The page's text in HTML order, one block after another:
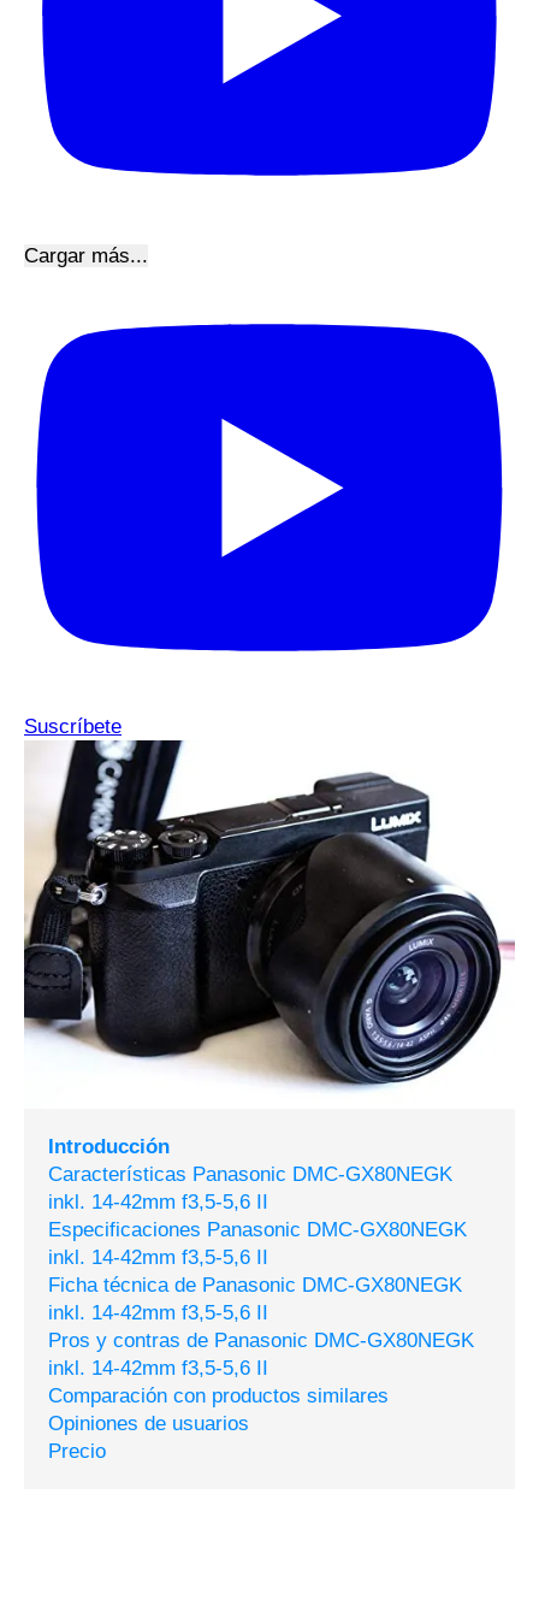
Cargar más...
Suscríbete
Introducción
Características Panasonic DMC-GX80NEGK
inkl. 14-42mm f3,5-5,6 II
Especificaciones Panasonic DMC-GX80NEGK
inkl. 14-42mm f3,5-5,6 II
Ficha técnica de Panasonic DMC-GX80NEGK
inkl. 14-42mm f3,5-5,6 II
Pros y contras de Panasonic DMC-GX80NEGK
inkl. 14-42mm f3,5-5,6 II
Comparación con productos similares
Opiniones de usuarios
Precio